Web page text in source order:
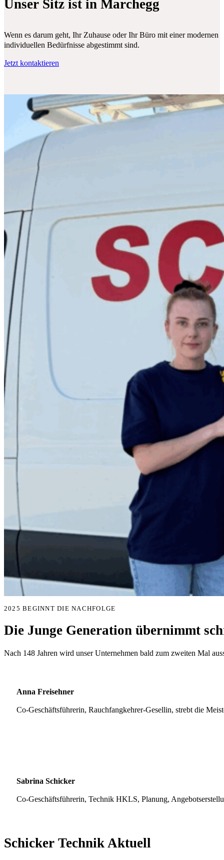
Unser Sitz ist in Marchegg
Wenn es darum geht, Ihr Zuhause oder Ihr Büro mit einer
individuellen Bedürfnisse abgestimmt sind.
Jetzt kontaktieren
2025 BEGINNT DIE NACHFOLGE
Die Junge Generation übernimmt
Nach 148 Jahren wird unser Unternehmen bald zum zweiten Mal
Anna Freisehner
Co-Geschäftsführerin, Rauchfangkehrer-Gesellin, strebt die
Sabrina Schicker
Co-Geschäftsführerin, Technik HKLS, Planung,
Schicker Technik Aktuell